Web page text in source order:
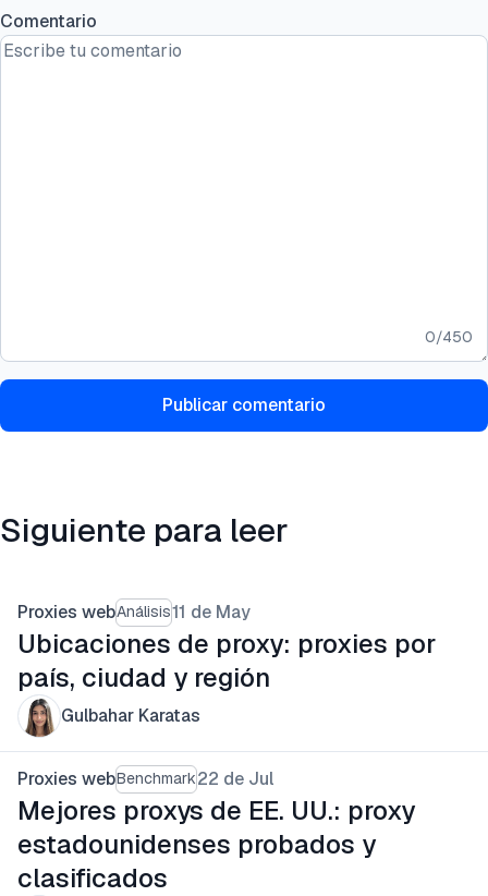
Comentario
0/450
Publicar comentario
Siguiente para leer
Proxies webAnálisis11 de May
Ubicaciones de proxy: proxies por
país, ciudad y región
Gulbahar Karatas
Proxies webBenchmark22 de Jul
Mejores proxys de EE. UU.: proxy
estadounidenses probados y
clasificados